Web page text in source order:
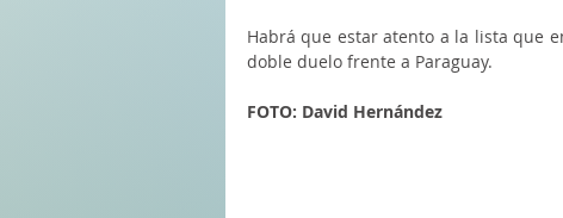
Habrá que estar atento a la lista que
doble duelo frente a Paraguay.
FOTO: David Hernández